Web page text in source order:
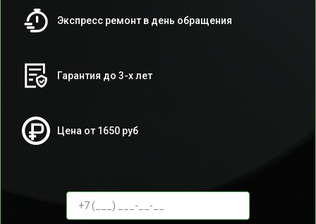
Экспресс ремонт в день обращения
Гарантия до 3-х лет
Цена от 1650 руб